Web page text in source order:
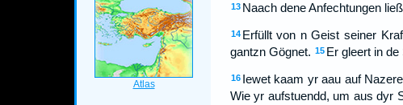
13 Naach dene Anfechtungen
14 Erfüllt von n Geist seiner
gantzn Gögnet. 15 Er gleert in
16 Iewet kaam yr aau auf
Wie yr aufstuendd, um aus dyr